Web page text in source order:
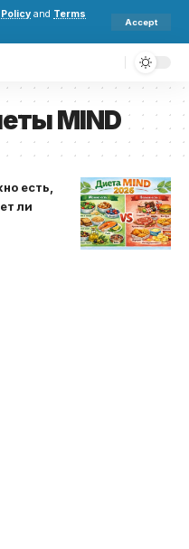
and Terms
Accept
MIND
есть,
ли